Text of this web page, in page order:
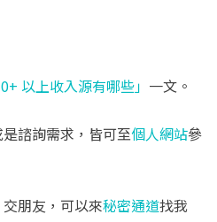
以上收入源有哪些」 一文。
諮詢需求，皆可至個人網站參
朋友，可以來秘密通道找我